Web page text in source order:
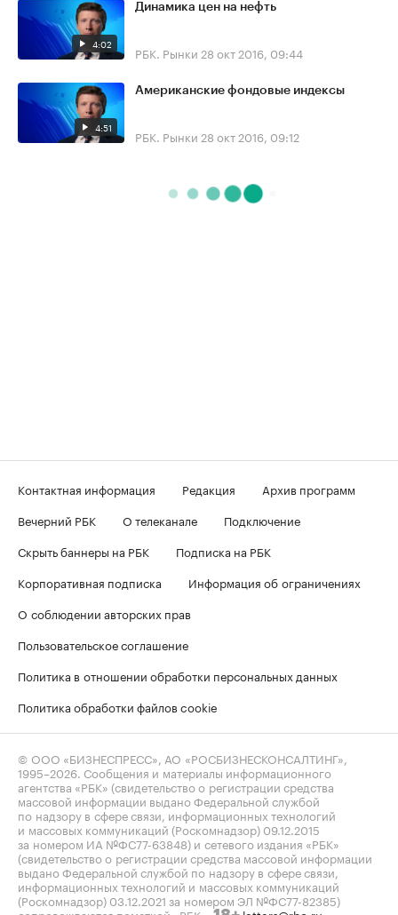
4:02
Динамика цен на нефть
РБК. Рынки 28 окт 2016, 09:44
4:51
Американские фондовые индексы
РБК. Рынки 28 окт 2016, 09:12
Контактная информация Редакция
Архив программ
Вечерний РБК
О телеканале
Подключение
Скрыть баннеры на РБК
Подписка на РБК
Корпоративная подписка
Информация об ограничениях
О соблюдении авторских прав
Пользовательское соглашение
Политика в отношении обработки персональных данных
Политика обработки файлов cookie
© ООО «БИЗНЕСПРЕСС», АО «РОСБИЗНЕСКОНСАЛТИНГ»,
1995–2026 . Сообщения и материалы информационного
агентства «РБК» (свидетельство о регистрации средства
массовой информации выдано Федеральной службой
по надзору в сфере связи, информационных технологий
и массовых коммуникаций (Роскомнадзор) 09.12.2015
за номером ИА №ФС77-63848) и сетевого издания «РБК»
(свидетельство о регистрации средства массовой информации
выдано Федеральной службой по надзору в сфере связи,
информационных технологий и массовых коммуникаций
(Роскомнадзор) 03.12.2021 за номером ЭЛ №ФС77-82385)